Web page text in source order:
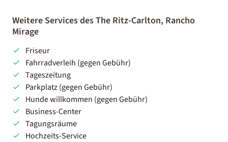
Weitere Services des The Ritz-Carlton, Rancho
Mirage
Friseur
Fahrradverleih (gegen Gebühr)
Tageszeitung
Parkplatz (gegen Gebühr)
Hunde willkommen (gegen Gebühr)
Business-Center
Tagungsräume
Hochzeits-Service